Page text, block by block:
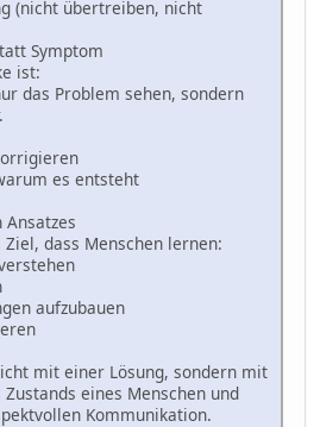
(nicht übertreiben, nicht
Symptom
ist:
das Problem sehen, sondern
es entsteht
dass Menschen lernen:
aufzubauen
mit einer Lösung, sondern mit
eines Menschen und
Kommunikation.